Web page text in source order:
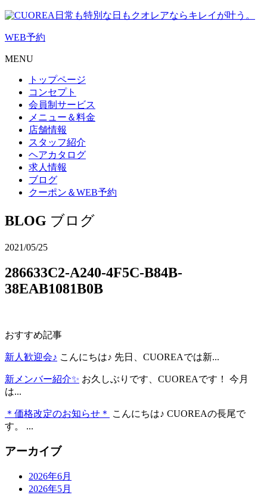
日常も特別な日もクオレアならキレイが叶う。
WEB予約
MENU
トップページ
コンセプト
会員制サービス
メニュー＆料金
店舗情報
スタッフ紹介
ヘアカタログ
求人情報
ブログ
クーポン＆WEB予約
BLOG ブログ
2021/05/25
286633C2-A240-4F5C-B84B-
38EAB1081B0B
おすすめ記事
新人歓迎会♪ こんにちは♪ 先日、CUOREAでは新...
新メンバー紹介✨ お久しぶりです、CUOREAです！ 今月
は...
＊価格改定のお知らせ＊
こんにちは♪ CUOREAの長尾で
す。 ...
アーカイブ
2026年6月
2026年5月